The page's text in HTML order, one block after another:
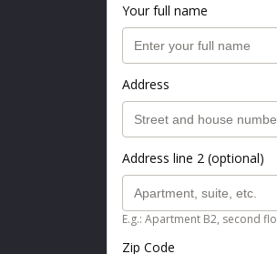
Your full name
Address
Address line 2 (optional)
E.g.: Apartment B2, second
Zip Code